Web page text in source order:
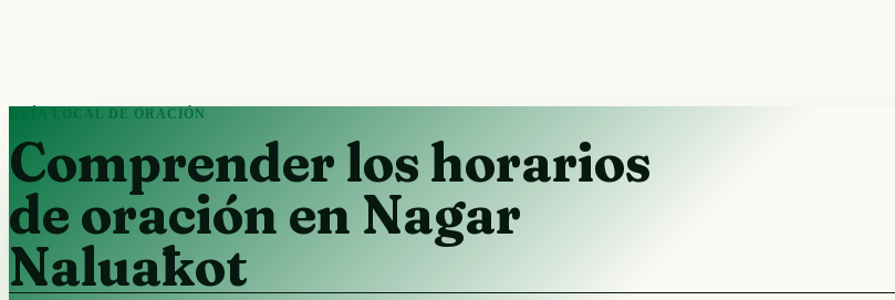
GUÍA LOCAL DE ORACIÓN
Comprender los horarios
de oración en Nagar
Naluākot